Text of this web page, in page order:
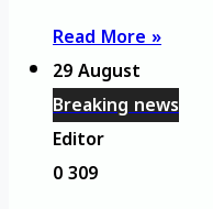
Read More »
29 August
Breaking news
Editor
0309